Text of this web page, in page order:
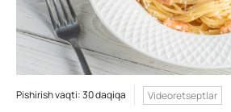
Pishirish vaqti: 30 daqiqa Videoretseptlar